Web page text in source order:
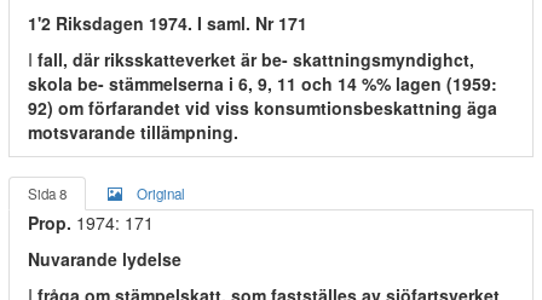
1'2 Riksdagen 1974. I saml. Nr 171
I fall, där riksskatteverket är be- skattningsmyndighct,
skola be- stämmelserna i 6, 9, 11 och 14 %% lagen (1959:
92) om förfarandet vid viss konsumtionsbeskattning äga
motsvarande tillämpning.
Sida 8 Original
Prop. 1974: 171
Nuvarande lydelse
I fråga om stämpelskatt, som fastställes av sjöfartsverket